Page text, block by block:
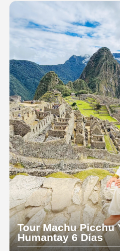
Tour Machu Picchu
Humantay 6 Días